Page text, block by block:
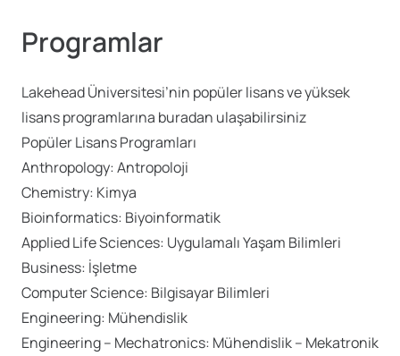
Programlar
Lakehead Üniversitesi’nin popüler lisans ve yüksek
lisans programlarına buradan ulaşabilirsiniz
Popüler Lisans Programları
Anthropology: Antropoloji
Chemistry: Kimya
Bioinformatics: Biyoinformatik
Applied Life Sciences: Uygulamalı Yaşam Bilimleri
Business: İşletme
Computer Science: Bilgisayar Bilimleri
Engineering: Mühendislik
Engineering – Mechatronics: Mühendislik – Mekatronik